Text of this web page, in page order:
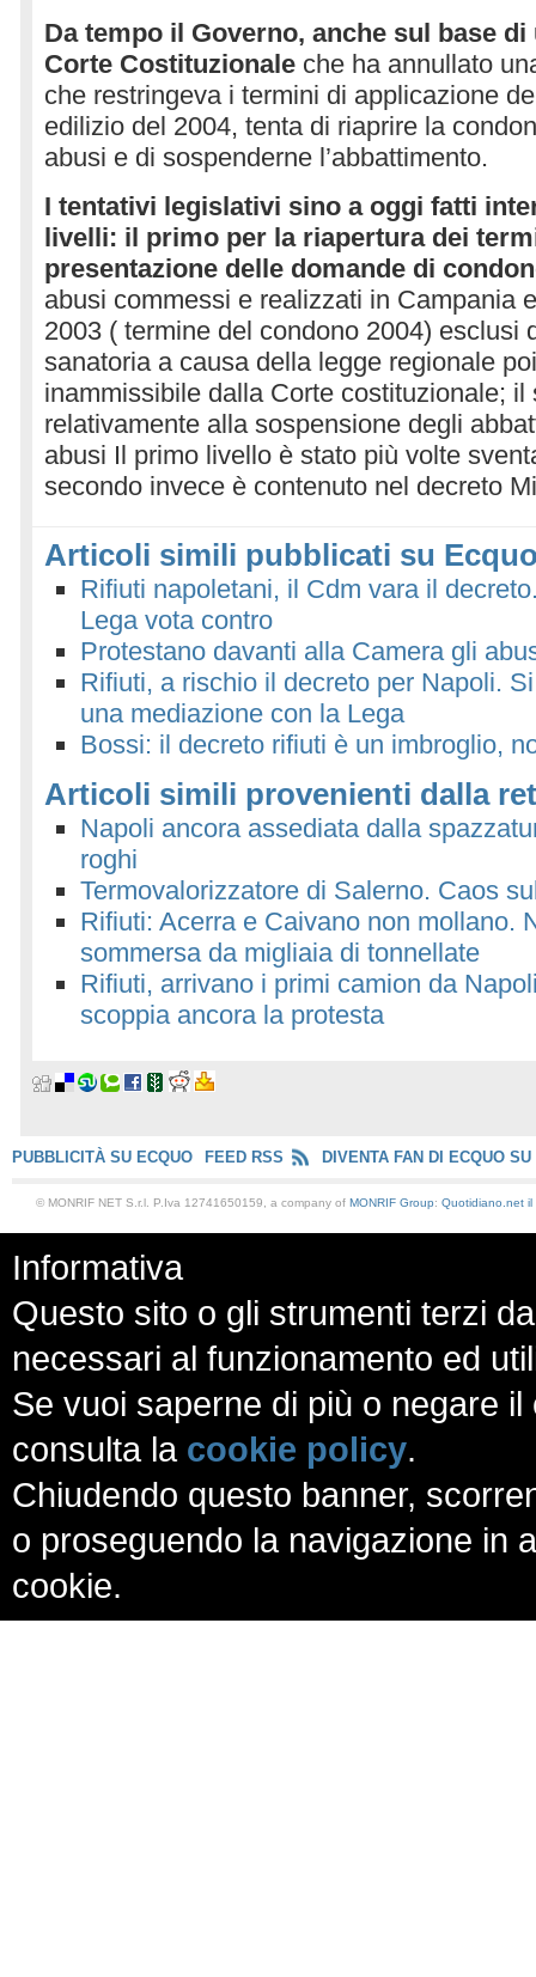
Da tempo il Governo, anche sul base di
Corte Costituzionale che ha annullato
che restringeva i termini di applicazione
edilizio del 2004, tenta di riaprire la
abusi e di sospenderne l’abbattimento.
I tentativi legislativi sino a oggi fatti
livelli: il primo per la riapertura dei
presentazione delle domande di
abusi commessi e realizzati in Campania
2003 ( termine del condono 2004) esclusi
sanatoria a causa della legge regionale
inammissibile dalla Corte costituzionale; il
relativamente alla sospensione degli
abusi Il primo livello è stato più volte
secondo invece è contenuto nel decreto
Articoli simili pubblicati su
Rifiuti napoletani, il Cdm vara il
Lega vota contro
Protestano davanti alla Camera gli
Rifiuti, a rischio il decreto per Napoli.
una mediazione con la Lega
Bossi: il decreto rifiuti è un imbroglio,
Articoli simili provenienti dalla
Napoli ancora assediata dalla
roghi
Termovalorizzatore di Salerno. Caos
Rifiuti: Acerra e Caivano non mollano.
sommersa da migliaia di tonnellate
Rifiuti, arrivano i primi camion da
scoppia ancora la protesta
PUBBLICITÀ SU ECQUO FEED RSS DIVENTA FAN DI ECQUO SU
© MONRIF NET S.r.l. P.Iva 12741650159, a company of MONRIF Group: Quotidiano.net il
Informativa
Questo sito o gli strumenti terzi
necessari al funzionamento ed
Se vuoi saperne di più o negare
consulta la cookie policy.
Chiudendo questo banner,
o proseguendo la navigazione in
cookie.